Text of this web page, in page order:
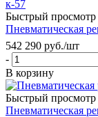
Быстрый просмотр
Пневматическая
542 290 руб./шт
-
В корзину
Быстрый просмотр
Пневматическая